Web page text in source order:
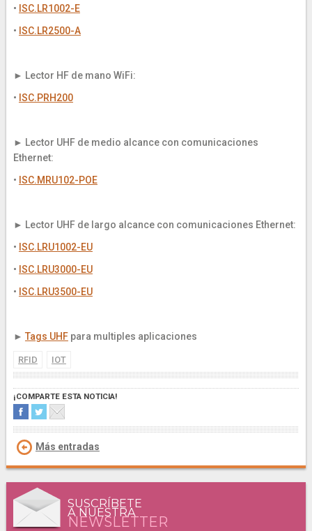
• ISC.LR1002-E
• ISC.LR2500-A
► Lector HF de mano WiFi:
• ISC.PRH200
► Lector UHF de medio alcance con comunicaciones
Ethernet:
• ISC.MRU102-POE
► Lector UHF de largo alcance con comunicaciones Ethernet:
• ISC.LRU1002-EU
• ISC.LRU3000-EU
• ISC.LRU3500-EU
► Tags UHFpara multiples aplicaciones
RFID IOT
¡COMPARTE ESTA NOTICIA!
Más entradas
SUSCRÍBETE
A NUESTRA
NEWSLETTER